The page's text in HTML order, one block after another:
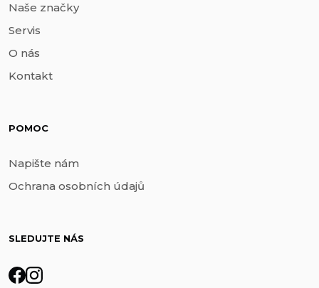
Naše značky
Servis
O nás
Kontakt
POMOC
Napište nám
Ochrana osobních údajů
SLEDUJTE NÁS